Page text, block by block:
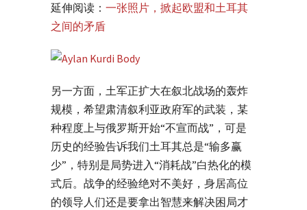
延伸阅读： 一张照片，掀起欧盟和土耳其
之间的矛盾
另一方面，土军正扩大在叙北战场的轰炸
规模，希望肃清叙利亚政府军的武装，某
种程度上与俄罗斯开始“不宣而战”，可是
历史的经验告诉我们土耳其总是“输多赢
少”，特别是局势进入“消耗战”白热化的模
式后。战争的经验绝对不美好，身居高位
的领导人们还是要拿出智慧来解决困局才